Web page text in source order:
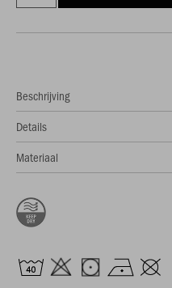
Beschrijving
Details
Materiaal